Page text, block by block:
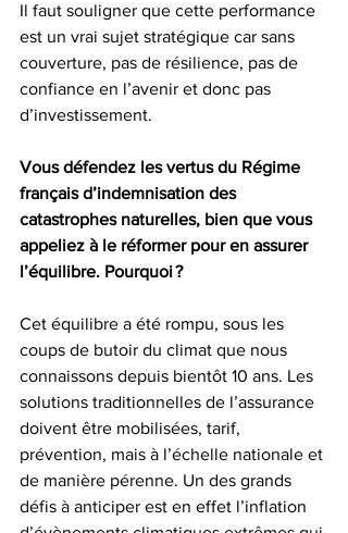
Il faut souligner que cette performance
est un vrai sujet stratégique car sans
couverture, pas de résilience, pas de
confiance en l’avenir et donc pas
d’investissement.
Vous défendez les vertus du Régime
français d’indemnisation des
catastrophes naturelles, bien que vous
appeliez à le réformer pour en assurer
l’équilibre. Pourquoi ?
Cet équilibre a été rompu, sous les
coups de butoir du climat que nous
connaissons depuis bientôt 10 ans. Les
solutions traditionnelles de l’assurance
doivent être mobilisées, tarif,
prévention, mais à l’échelle nationale et
de manière pérenne. Un des grands
défis à anticiper est en effet l’inflation